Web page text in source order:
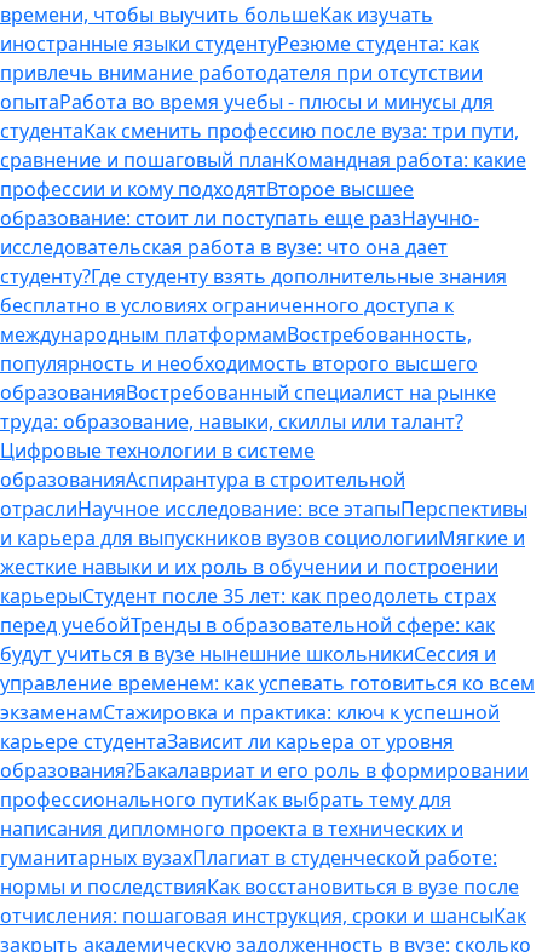
времени, чтобы выучить большеКак изучать
иностранные языки студентуРезюме студента: как
привлечь внимание работодателя при отсутствии
опытаРабота во время учебы - плюсы и минусы для
студентаКак сменить профессию после вуза: три пути,
сравнение и пошаговый планКомандная работа: какие
профессии и кому подходятВторое высшее
образование: стоит ли поступать еще разНаучно-
исследовательская работа в вузе: что она дает
студенту?Где студенту взять дополнительные знания
бесплатно в условиях ограниченного доступа к
международным платформамВостребованность,
популярность и необходимость второго высшего
образованияВостребованный специалист на рынке
труда: образование, навыки, скиллы или талант?
Цифровые технологии в системе
образованияАспирантура в строительной
отраслиНаучное исследование: все этапыПерспективы
и карьера для выпускников вузов социологииМягкие и
жесткие навыки и их роль в обучении и построении
карьерыСтудент после 35 лет: как преодолеть страх
перед учебойТренды в образовательной сфере: как
будут учиться в вузе нынешние школьникиСессия и
управление временем: как успевать готовиться ко всем
экзаменамСтажировка и практика: ключ к успешной
карьере студентаЗависит ли карьера от уровня
образования?Бакалавриат и его роль в формировании
профессионального путиКак выбрать тему для
написания дипломного проекта в технических и
гуманитарных вузахПлагиат в студенческой работе:
нормы и последствияКак восстановиться в вузе после
отчисления: пошаговая инструкция, сроки и шансыКак
закрыть академическую задолженность в вузе: сколько